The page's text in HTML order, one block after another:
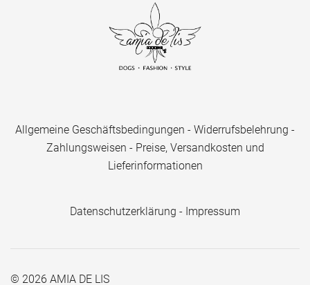
Allgemeine Geschäftsbedingungen - Widerrufsbelehrung -
Zahlungsweisen - Preise, Versandkosten und
Lieferinformationen
Datenschutzerklärung - Impressum
© 2026 AMIA DE LIS